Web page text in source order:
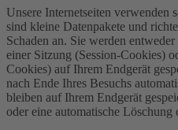
Unsere Internetseiten verwenden
sind kleine Datenpakete und
Schaden an. Sie werden
einer Sitzung (Session-Cookies)
Cookies) auf Ihrem Endgerät
nach Ende Ihres Besuchs
bleiben auf Ihrem Endgerät
oder eine automatische